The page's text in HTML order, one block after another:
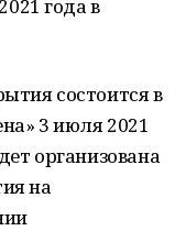
года в
состоится в
3 июля 2021
организована
на